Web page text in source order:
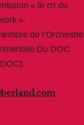
« le cri du
».
de l’Orchestre
Du DOC